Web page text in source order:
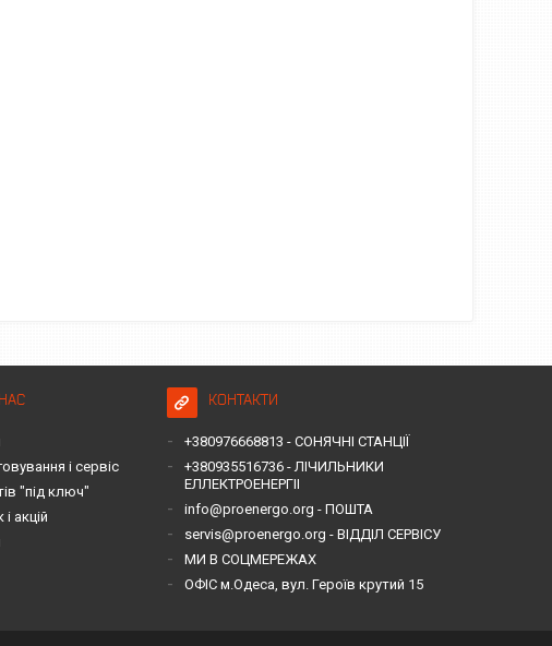
і сервіс
"під ключ"
акцій
КОНТАКТИ
+380976668813 - СОНЯЧНІ СТАНЦІЇ
+380935516736 - ЛІЧИЛЬНИКИ
ЕЛЛЕКТРОЕНЕРГІІ
info@proenergo.org - ПОШТА
servis@proenergo.org - ВІДДІЛ СЕРВІСУ
МИ В СОЦМЕРЕЖАХ
ОФІС м.Одеса, вул. Героїв крутий 15